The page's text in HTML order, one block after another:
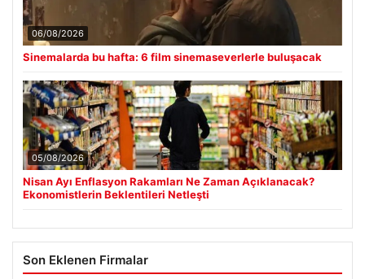
06/08/2026
Sinemalarda bu hafta: 6 film sinemaseverlerle buluşacak
05/08/2026
Nisan Ayı Enflasyon Rakamları Ne Zaman Açıklanacak?
Ekonomistlerin Beklentileri Netleşti
Son Eklenen Firmalar